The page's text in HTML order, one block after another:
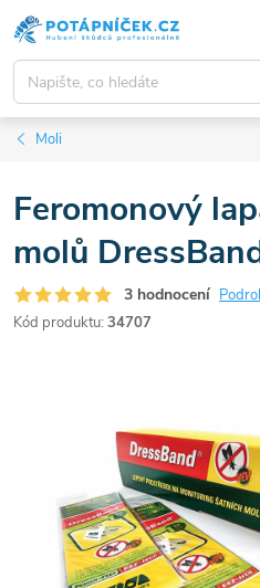
Přejít
na
obsah
Moli
Feromonový
molů
3 hodnocení
Kód produktu: 34707